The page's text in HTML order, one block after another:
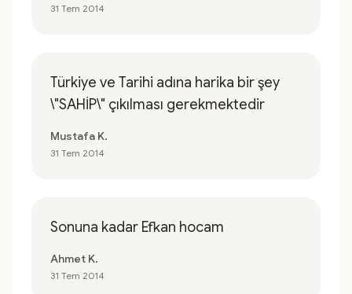
31 Tem 2014
Türkiye ve Tarihi adına harika bir şey
\"SAHİP\" çıkılması gerekmektedir
Mustafa K.
31 Tem 2014
Sonuna kadar Efkan hocam
Ahmet K.
31 Tem 2014